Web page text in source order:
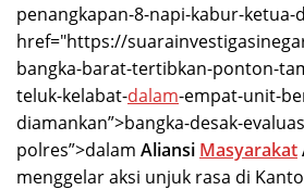
penangkapan-8-napi-kabur-ketua-
href="https://
bangka-barat-tertibkan-ponton-
teluk-kelabat-dalam-empat-unit-
diamankan”>bangka-desak-
polres”>dalam Aliansi Masyarakat
menggelar aksi unjuk rasa di